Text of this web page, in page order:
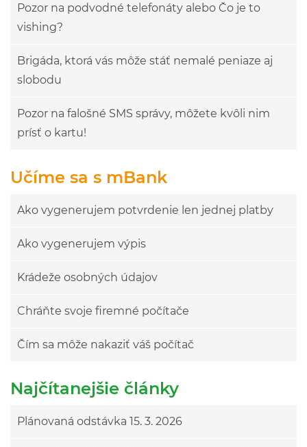
Pozor na podvodné telefonáty alebo Čo je to
vishing?
Brigáda, ktorá vás môže stáť nemalé peniaze aj
slobodu
Pozor na falošné SMS správy, môžete kvôli nim
prísť o kartu!
Učíme sa s mBank
Ako vygenerujem potvrdenie len jednej platby
Ako vygenerujem výpis
Krádeže osobných údajov
Chráňte svoje firemné počítače
Čím sa môže nakaziť váš počítač
Najčítanejšie články
Plánovaná odstávka 15. 3. 2026